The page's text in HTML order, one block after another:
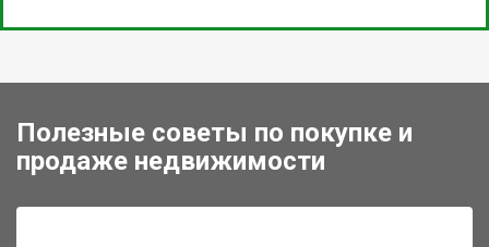
Полезные советы по покупке и
продаже недвижимости